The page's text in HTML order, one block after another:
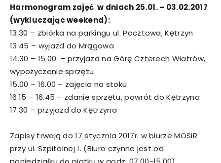
Harmonogram zajęć w dniach 25.01. – 03.02.2017
(wykluczając weekend):
13.30 – zbiórka na parkingu ul. Pocztowa, Kętrzyn
13.45 – wyjazd do Mrągowa
14.30 – 15.00 – przyjazd na Górę Czterech Wiatrów,
wypożyczenie sprzętu
15.00 – 16.00 – zajęcia na stoku
16.15 – 16.45 – zdanie sprzętu, powrót do Kętrzyna
17.30 – przyjazd do Kętrzyna
Zapisy trwają do17 stycznia 2017r. w biurze MOSiR
przy ul. Szpitalnej 1. (Biuro czynne jest od